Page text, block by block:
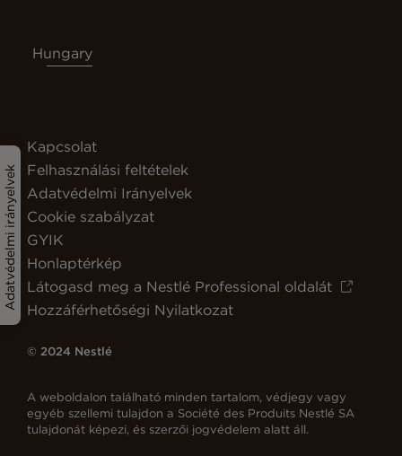
Adatvédelmi irányelvek
Hungary
Kapcsolat
Felhasználási feltételek
Adatvédelmi Irányelvek
Cookie szabályzat
GYIK
Honlaptérkép
Látogasd meg a Nestlé Professional oldalát
Hozzáférhetőségi Nyilatkozat
© 2024 Nestlé
A weboldalon található minden tartalom, védjegy vagy
egyéb szellemi tulajdon a Société des Produits Nestlé SA
tulajdonát képezi, és szerzői jogvédelem alatt áll.